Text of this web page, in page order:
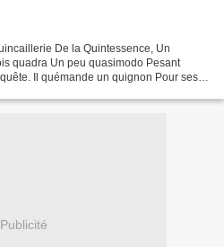
De la Quintessence, Un
quadra Un peu quasimodo Pesant
Il quémande un quignon Pour ses
Publicité